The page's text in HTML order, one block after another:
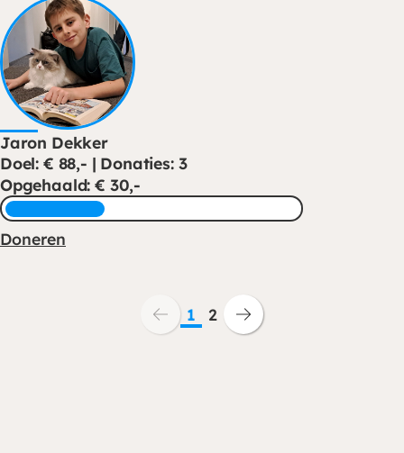
Jaron Dekker
Doel: € 88,- | Donaties: 3
Opgehaald: € 30,-
Doneren
1 2